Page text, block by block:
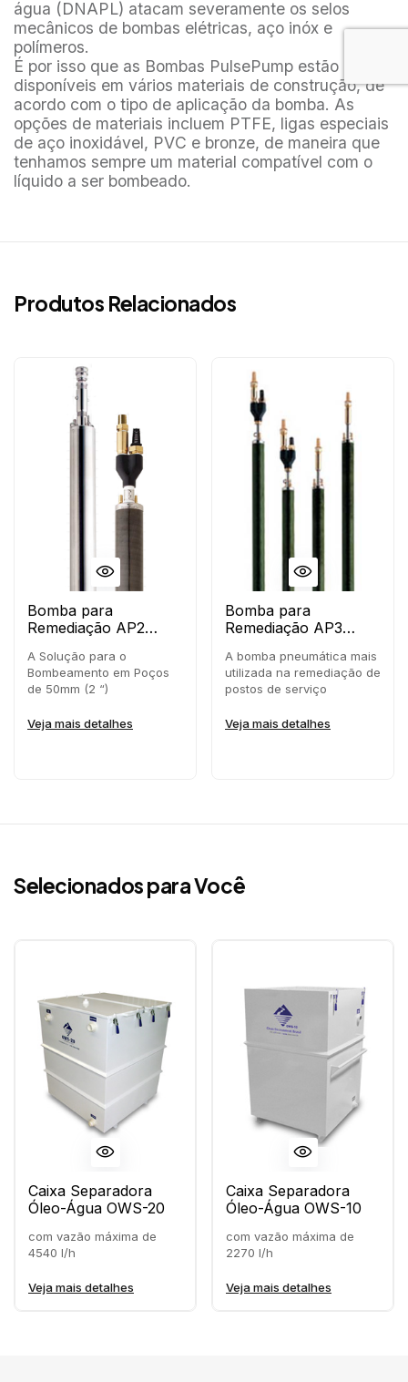
água (DNAPL) atacam severamente os selos
mecânicos de bombas elétricas, aço inóx e
polímeros.
É por isso que as Bombas PulsePump estão
disponíveis em vários materiais de construção, de
acordo com o tipo de aplicação da bomba. As
opções de materiais incluem PTFE, ligas especiais
de aço inoxidável, PVC e bronze, de maneira que
tenhamos sempre um material compatível com o
líquido a ser bombeado.
Produtos Relacionados
Bomba para
Remediação AP2
A Solução para o
Bombeamento em Poços
de 50mm (2 “)
Veja mais detalhes
Bomba para
Remediação AP3
A bomba pneumática mais
utilizada na remediação de
postos de serviço
Veja mais detalhes
Selecionados para Você
Caixa Separadora
Óleo-Água OWS-20
com vazão máxima de
4540 l/h
Veja mais detalhes
Caixa Separadora
Óleo-Água OWS-10
com vazão máxima de
2270 l/h
Veja mais detalhes